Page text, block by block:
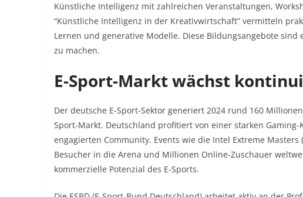
Künstliche Intelligenz mit zahlreichen Veranstaltungen,
“Künstliche Intelligenz in der Kreativwirtschaft” vermitteln
Lernen und generative Modelle. Diese Bildungsangebote
zu machen.​
E-Sport-Markt wächst
Der deutsche E-Sport-Sektor generiert 2024 rund 160
Sport-Markt. Deutschland profitiert von einer starken
engagierten Community. Events wie die Intel Extreme
Besucher in die Arena und Millionen Online-Zuschauer
kommerzielle Potenzial des E-Sports.​